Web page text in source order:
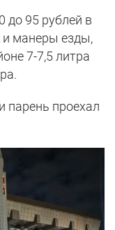
до 95 рублей в
и манеры езды,
7-7,5 литра
парень проехал